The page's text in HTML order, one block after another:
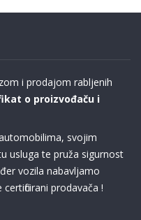
i prodajom rabljenih
o proizvođaču i
svojim
usluga te pruža sigurnost
vozila nabavljamo
prodavača !